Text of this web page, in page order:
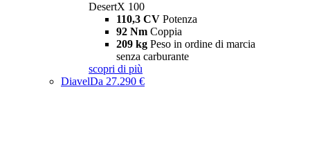
DesertX 100
110,3 CV Potenza
92 Nm Coppia
209 kg Peso in ordine di marcia
senza carburante
scopri di più
DiavelDa 27.290 €